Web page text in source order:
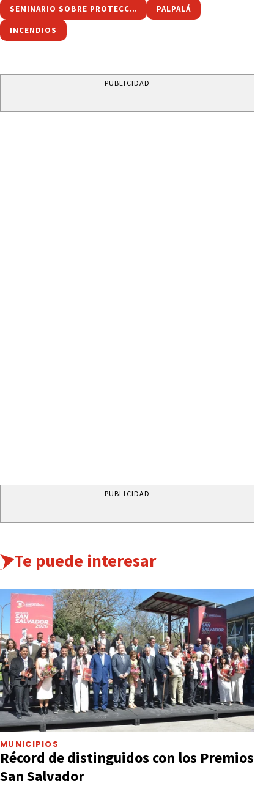
SEMINARIO SOBRE PROTECCIÓN CONTRA INCENDIOS PALPALÁ
INCENDIOS
PUBLICIDAD
PUBLICIDAD
Te puede interesar
MUNICIPIOS
Récord de distinguidos con los Premios
San Salvador